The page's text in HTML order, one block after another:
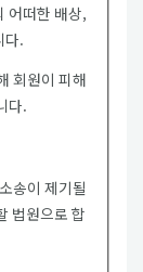
어떠한 배상,
다.
회원이 피해
다.
송이 제기될
법원으로 합